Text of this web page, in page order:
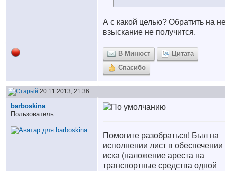
А с какой целью? Обратить на
взыскание не получится.
В Минюст
Цитата
Спасибо
20.11.2013, 21:36
barboskina
Пользователь
Помогите разобраться! Был на
исполнении лист в обеспечении
иска (наложение ареста на
транспортные средства одной